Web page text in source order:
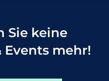
Sie keine
Events mehr!